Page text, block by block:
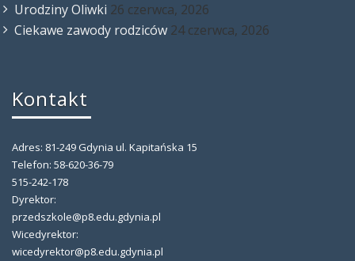
Urodziny Oliwki 26 czerwca, 2026
Ciekawe zawody rodziców 24 czerwca, 2026
Kontakt
Adres: 81-249 Gdynia ul. Kapitańska 15
Telefon: 58-620-36-79
515-242-178
Dyrektor:
przedszkole@p8.edu.gdynia.pl
Wicedyrektor:
wicedyrektor@p8.edu.gdynia.pl